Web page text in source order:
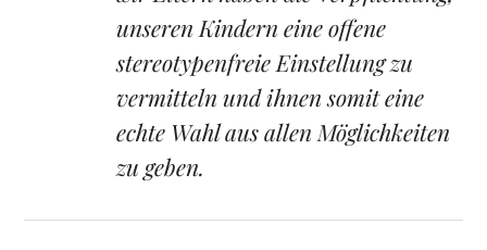
unseren Kindern eine offene
stereotypenfreie Einstellung zu
vermitteln und ihnen somit eine
echte Wahl aus allen Möglichkeiten
zu geben.